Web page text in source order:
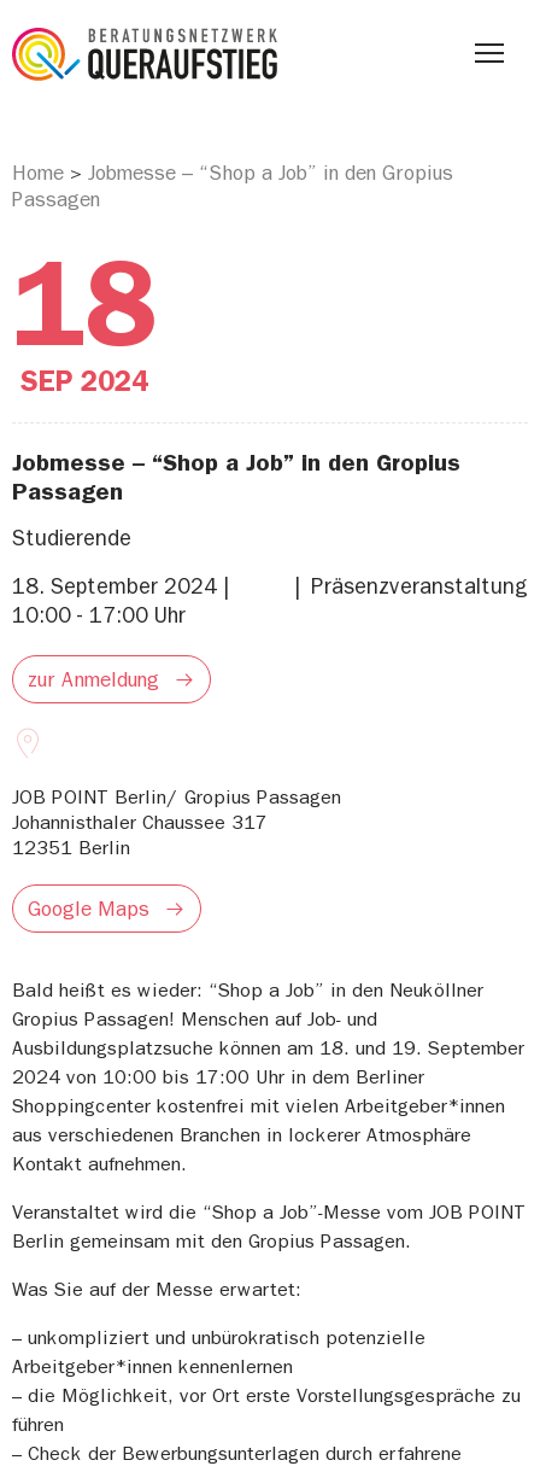
Home > Jobmesse – “Shop a Job” in den Gropius
Passagen
18
SEP 2024
Jobmesse – “Shop a Job” in den Gropius
Passagen
Studierende
18. September 2024 |
10:00 - 17:00 Uhr
Präsenzveranstaltung
zur Anmeldung
JOB POINT Berlin/ Gropius Passagen
Johannisthaler Chaussee 317
12351 Berlin
Google Maps
Bald heißt es wieder: “Shop a Job” in den Neuköllner
Gropius Passagen! Menschen auf Job- und
Ausbildungsplatzsuche können am 18. und 19. September
2024 von 10:00 bis 17:00 Uhr in dem Berliner
Shoppingcenter kostenfrei mit vielen Arbeitgeber*innen
aus verschiedenen Branchen in lockerer Atmosphäre
Kontakt aufnehmen.
Veranstaltet wird die “Shop a Job”-Messe vom JOB POINT
Berlin gemeinsam mit den Gropius Passagen.
Was Sie auf der Messe erwartet:
– unkompliziert und unbürokratisch potenzielle
Arbeitgeber*innen kennenlernen
– die Möglichkeit, vor Ort erste Vorstellungsgespräche zu
führen
– Check der Bewerbungsunterlagen durch erfahrene